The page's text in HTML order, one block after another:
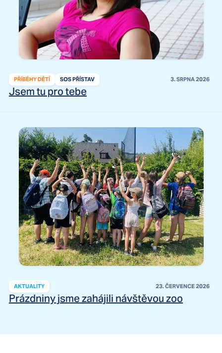
PŘÍBĚHY DĚTÍ SOS PŘÍSTAV 3. SRPNA 2026
Jsem tu pro tebe
AKTUALITY 23. ČERVENCE 2026
Prázdniny jsme zahájili návštěvou zoo